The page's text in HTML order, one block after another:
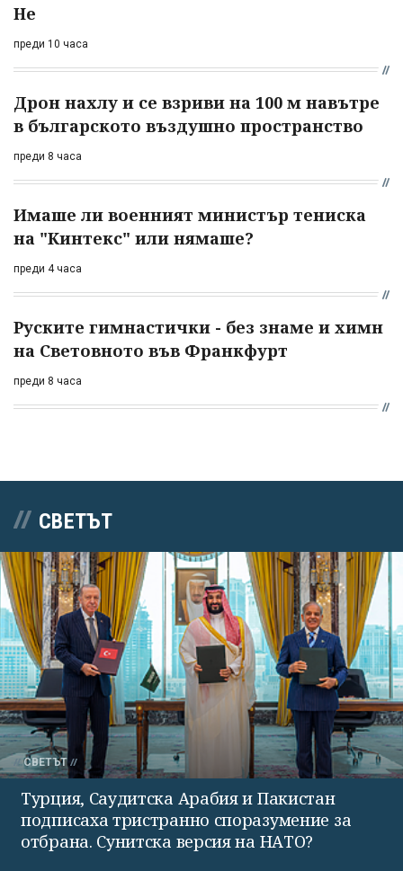
Не
преди 10 часа
Дрон нахлу и се взриви на 100 м навътре
в българското въздушно пространство
преди 8 часа
Имаше ли военният министър тениска
на "Кинтекс" или нямаше?
преди 4 часа
Руските гимнастички - без знаме и химн
на Световното във Франкфурт
преди 8 часа
СВЕТЪТ
СВЕТЪТ
Турция, Саудитска Арабия и Пакистан
подписаха тристранно споразумение за
отбрана. Сунитска версия на НАТО?